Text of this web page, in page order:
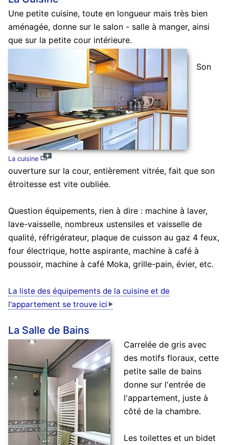
Une petite cuisine, toute en longueur mais très bien
aménagée, donne sur le salon - salle à manger, ainsi
que sur la petite cour intérieure.
La cuisine
Son
ouverture sur la cour, entièrement vitrée, fait que son
étroitesse est vite oubliée.
Question équipements, rien à dire : machine à laver,
lave-vaisselle, nombreux ustensiles et vaisselle de
qualité, réfrigérateur, plaque de cuisson au gaz 4 feux,
four électrique, hotte aspirante, machine à café à
poussoir, machine à café Moka, grille-pain, évier, etc.
La liste des équipements de la cuisine et de
l'appartement se trouve ici
La Salle de Bains
Carrelée de gris avec
des motifs floraux, cette
petite salle de bains
donne sur l'entrée de
l'appartement, juste à
côté de la chambre.
Les toilettes et un bidet